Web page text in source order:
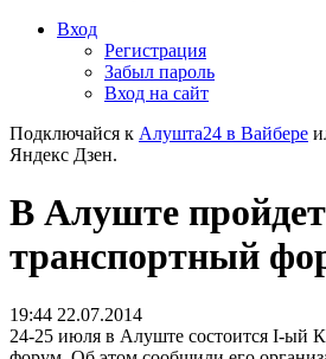
Вход
Регистрация
Забыл пароль
Вход на сайт
Подключайся к Алушта24 в Вайбере
Яндекс Дзен.
В Алуште пройдет
транспортный
19:44 22.07.2014
24-25 июля в Алуште состоится I-ый